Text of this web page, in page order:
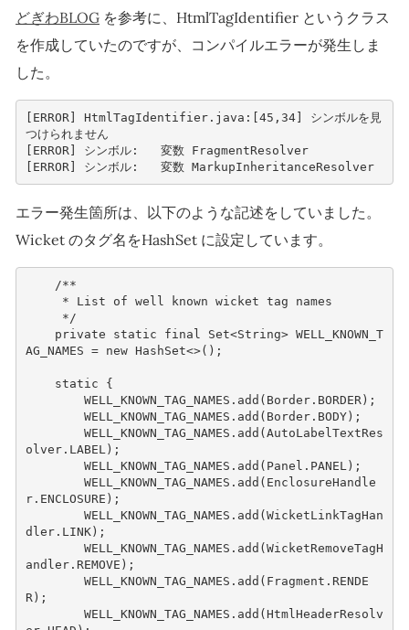
どぎわBLOG を参考に、HtmlTagIdentifier というクラス
を作成していたのですが、コンパイルエラーが発生しま
した。
[ERROR] HtmlTagIdentifier.java:[45,34] シンボルを見
つけられません
[ERROR] シンボル:   変数 FragmentResolver
[ERROR] シンボル:   変数 MarkupInheritanceResolver
エラー発生箇所は、以下のような記述をしていました。
Wicket のタグ名をHashSet に設定しています。
/**
     * List of well known wicket tag names
     */
private
static final Set<String> WELL_KNOWN_T
AG_NAMES = new HashSet<>();
static
{
WELL_KNOWN_TAG_NAMES . add ( Border. BORDER );
WELL_KNOWN_TAG_NAMES . add ( Border. BODY);
WELL_KNOWN_TAG_NAMES . add (AutoLabelTextRes
olver. LABEL );
WELL_KNOWN_TAG_NAMES . add ( Panel . PANEL );
WELL_KNOWN_TAG_NAMES . add ( EnclosureHandle
r. ENCLOSURE );
WELL_KNOWN_TAG_NAMES . add (WicketLinkTagHan
dler. LINK);
WELL_KNOWN_TAG_NAMES . add (WicketRemoveTagH
andler. REMOVE );
WELL_KNOWN_TAG_NAMES . add ( Fragment . RENDE
R );
WELL_KNOWN_TAG_NAMES . add (HtmlHeaderResolv